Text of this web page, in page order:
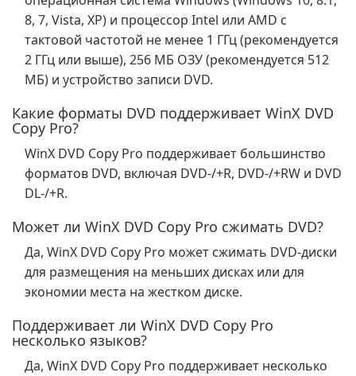
8, 7, Vista, XP) и процессор Intel или AMD с
тактовой частотой не менее 1 ГГц (рекомендуется
2 ГГц или выше), 256 МБ ОЗУ (рекомендуется 512
МБ) и устройство записи DVD.
Какие форматы DVD поддерживает WinX DVD
Copy Pro?
WinX DVD Copy Pro поддерживает большинство
форматов DVD, включая DVD-/+R, DVD-/+RW и DVD
DL-/+R.
Может ли WinX DVD Copy Pro сжимать DVD?
Да, WinX DVD Copy Pro может сжимать DVD-диски
для размещения на меньших дисках или для
экономии места на жестком диске.
Поддерживает ли WinX DVD Copy Pro
несколько языков?
Да, WinX DVD Copy Pro поддерживает несколько